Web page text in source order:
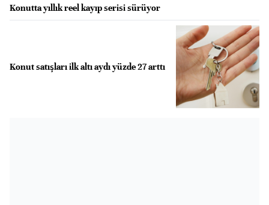
Konutta yıllık reel kayıp serisi sürüyor
Konut satışları ilk altı aydı yüzde 27 arttı